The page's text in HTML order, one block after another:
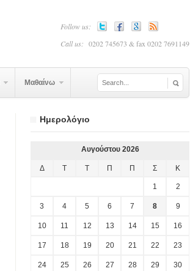
Follow us:
Call us: 0202 745673 & fax 0202 7691149
Μαθαίνω
Ημερολόγιο
Αυγούστου 2026
Δ Τ Τ Π Π Σ Κ
1 2
3 4 5 6 7 8 9
10 11 12 13 14 15 16
17 18 19 20 21 22 23
24 25 26 27 28 29 30